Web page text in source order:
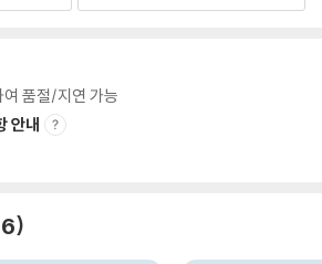
품절/지연 가능
안내
6